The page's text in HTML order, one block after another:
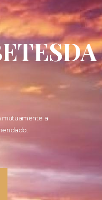
mutuamente a